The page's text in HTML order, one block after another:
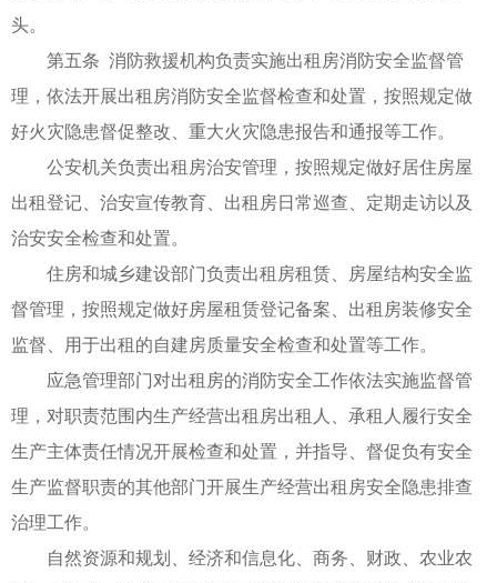
头。
第五条 消防救援机构负责实施出租房消防安全监督管
理，依法开展出租房消防安全监督检查和处置，按照规定做
好火灾隐患督促整改、重大火灾隐患报告和通报等工作。
公安机关负责出租房治安管理，按照规定做好居住房屋
出租登记、治安宣传教育、出租房日常巡查、定期走访以及
治安安全检查和处置。
住房和城乡建设部门负责出租房租赁、房屋结构安全监
督管理，按照规定做好房屋租赁登记备案、出租房装修安全
监督、用于出租的自建房质量安全检查和处置等工作。
应急管理部门对出租房的消防安全工作依法实施监督管
理，对职责范围内生产经营出租房出租人、承租人履行安全
生产主体责任情况开展检查和处置，并指导、督促负有安全
生产监督职责的其他部门开展生产经营出租房安全隐患排查
治理工作。
自然资源和规划、经济和信息化、商务、财政、农业农